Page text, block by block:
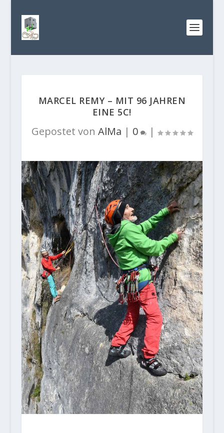
MARCEL REMY – MIT 96 JAHREN
EINE 5C!
Gepostet von AlMa | 0 |